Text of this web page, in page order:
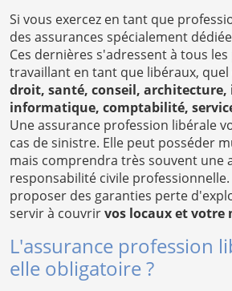
Si vous exercez en tant que
des assurances spécialement
Ces dernières s'adressent à tous
travaillant en tant que libéraux,
droit, santé, conseil, architecture,
informatique, comptabilité,
Une assurance profession libérale
cas de sinistre. Elle peut posséder
mais comprendra très souvent une
responsabilité civile
proposer des garanties perte
servir à couvrirvos locaux et votre
L'assurance profession
elle obligatoire ?